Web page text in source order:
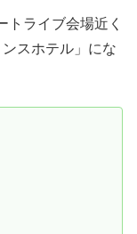
トライブ会場近く
スホテル」にな